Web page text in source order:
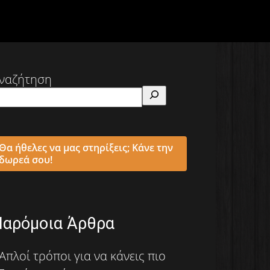
ήθελες να μας στηρίξεις; Κάνε την
σου!
Άρθρα
τρόποι για να κάνεις πιο